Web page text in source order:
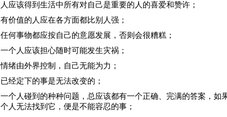
人应该得到生活中所有对自己是重要的人的喜爱和赞许；
有价值的人应在各方面都比别人强；
任何事物都应按自己的意愿发展，否则会很糟糕；
一个人应该担心随时可能发生灾祸；
情绪由外界控制，自己无能为力；
已经定下的事是无法改变的；
一个人碰到的种种问题，总应该都有一个正确、完满的答案，如
个人无法找到它，便是不能容忍的事；